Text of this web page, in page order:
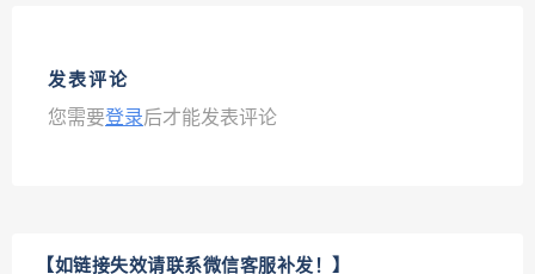
发表评论
您需要登录后才能发表评论
【如链接失效请联系微信客服补发！】